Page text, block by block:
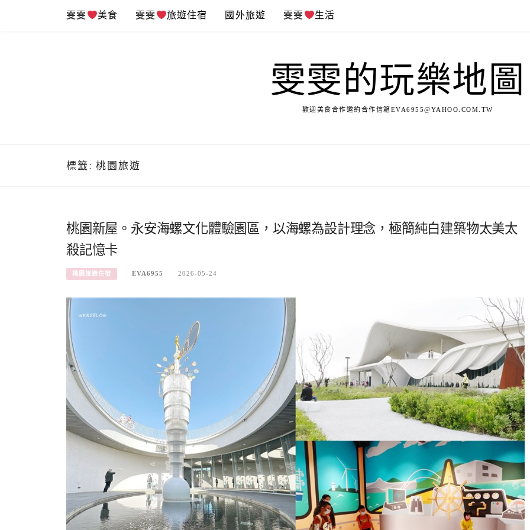
雯雯 美食 雯雯 旅遊住宿 國外旅遊 雯雯 生活
雯雯的玩樂地圖
歡迎美食合作邀約合作信箱EVA6955@YAHOO.COM.TW
標籤: 桃園旅遊
桃園新屋。永安海螺文化體驗園區，以海螺為設計理念，極簡純白建築物太美太
殺記憶卡
桃園旅遊住宿 EVA6955 2026-05-24